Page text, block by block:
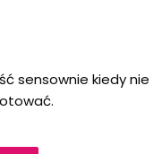
sensownie kiedy nie